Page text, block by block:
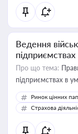
Ведення
підприємствах
Про що тема:
підприємствах в
Ринок цінних
Страхова